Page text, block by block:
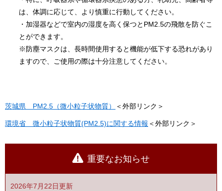
は、体調に応じて、より慎重に行動してください。
・加湿器などで室内の湿度を高く保つとPM2.5の飛散を防ぐこ
とができます。
※防塵マスクは、長時間使用すると機能が低下する恐れがあり
ますので、ご使用の際は十分注意してください。
茨城県 PM2.5（微小粒子状物質） ＜外部リンク＞
環境省 微小粒子状物質(PM2.5)に関する情報 ＜外部リンク＞
重要なお知らせ
2026年7月22日更新